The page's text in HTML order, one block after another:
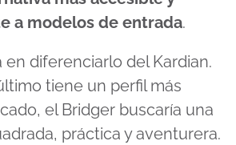
a modelos de entrada.
en diferenciarlo del Kardian.
tiene un perfil más
el Bridger buscaría una
práctica y aventurera.